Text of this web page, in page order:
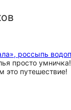
россыпь
просто
это путешествие!